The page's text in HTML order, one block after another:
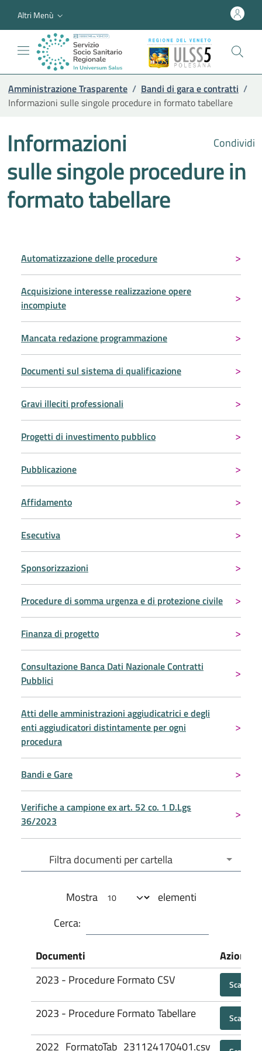
Altri Menù
Amministrazione Trasparente / Bandi di gara e contratti /
Informazioni sulle singole procedure in formato tabellare
Condividi
Informazioni
sulle singole procedure in
formato tabellare
Automatizzazione delle procedure
Acquisizione interesse realizzazione opere
incompiute
Mancata redazione programmazione
Documenti sul sistema di qualificazione
Gravi illeciti professionali
Progetti di investimento pubblico
Pubblicazione
Affidamento
Esecutiva
Sponsorizzazioni
Procedure di somma urgenza e di protezione civile
Finanza di progetto
Consultazione Banca Dati Nazionale Contratti
Pubblici
Atti delle amministrazioni aggiudicatrici e degli
enti aggiudicatori distintamente per ogni
procedura
Bandi e Gare
Verifiche a campione ex art. 52 co. 1 D.Lgs
36/2023
Filtra documenti per cartella
Filtra documenti per cartella
Mostra
elementi
Cerca:
Documenti
Azioni
2023 - Procedure Formato CSV
Scarica
2023 - Procedure Formato Tabellare Scarica
2022_FormatoTab_231124170401.csv